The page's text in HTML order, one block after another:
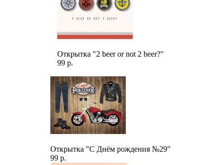
Открытка "2 beer or not 2 beer?"
99 р.
Открытка "С Днём рождения №29"
99 р.